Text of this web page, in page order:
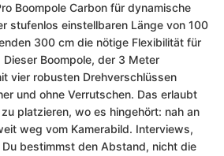
Boompole Carbon für dynamische
stufenlos einstellbaren Länge von 100
300 cm die nötige Flexibilität für
Dieser Boompole, der 3 Meter
vier robusten Drehverschlüssen
und ohne Verrutschen. Das erlaubt
platzieren, wo es hingehört: nah an
weg vom Kamerabild. Interviews,
Du bestimmst den Abstand, nicht die